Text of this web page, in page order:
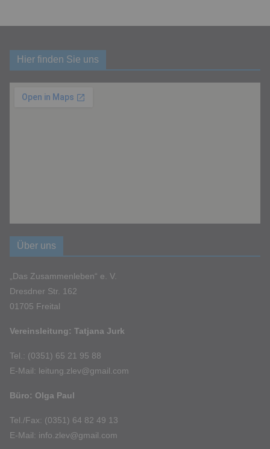
Hier finden Sie uns
Über uns
„Das Zusammenleben“ e. V.
Dresdner Str. 162
01705 Freital
Vereinsleitung: Tatjana Jurk
Tel.: (0351) 65 21 95 88
E-Mail: leitung.zlev@gmail.com
Büro: Olga Paul
Tel./Fax: (0351) 64 82 49 13
E-Mail: info.zlev@gmail.com